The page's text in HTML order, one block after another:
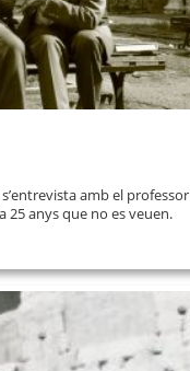
amb el professor
25 anys que no es veuen.